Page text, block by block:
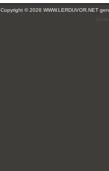
Copyright © 2026 WWW.LERDUVOR.NET